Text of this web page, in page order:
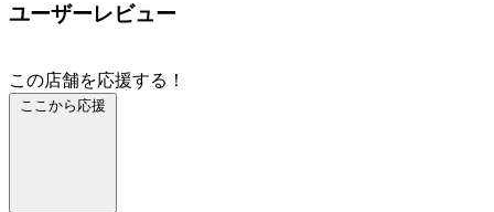
ユーザーレビュー
この店舗を応援する！
ここから応援